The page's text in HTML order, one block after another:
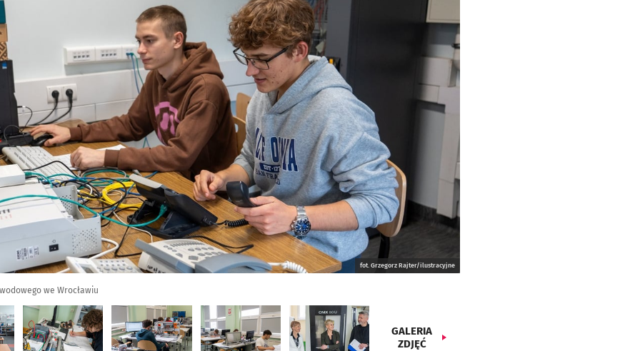
fot. Grzegorz Rajter/ilustracyjne
we Wrocławiu
GALERIA
ZDJĘĆ